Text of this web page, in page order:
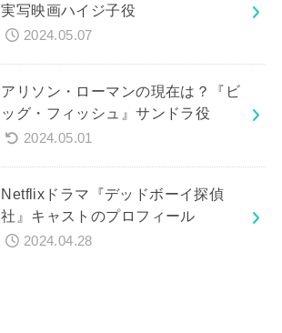
実写映画ハイジ子役
2024.05.07
アリソン・ローマンの現在は？『ビ
ッグ・フィッシュ』サンドラ役
2024.05.01
Netflixドラマ『デッドボーイ探偵
社』キャストのプロフィール
2024.04.28